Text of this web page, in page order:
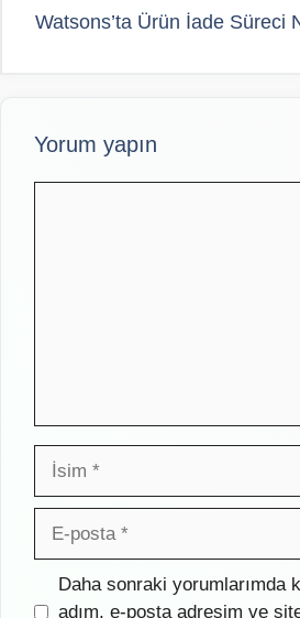
Watsons’ta Ürün İade Süreci
Yorum yapın
İsim
posta
İnternet
sitesi
Daha sonraki yorumlarımda
adım, e-posta adresim ve